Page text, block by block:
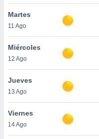
de
cookies
aceptar
Martes
11 Ago
Miércoles
12 Ago
Jueves
13 Ago
Viernes
14 Ago